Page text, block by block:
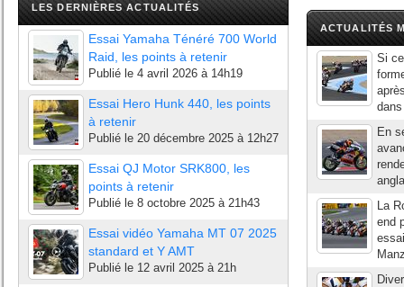
LES DERNIÈRES ACTUALITÉS
Essai Yamaha Ténéré 700 World
Raid, les points à retenir
Publié le 4 avril 2026 à 14h19
Essai Hero Hunk 440, les points
à retenir
Publié le 20 décembre 2025 à 12h27
Essai QJ Motor SRK800, les
points à retenir
Publié le 8 octobre 2025 à 21h43
Essai vidéo Yamaha MT 07 2025
standard et Y AMT
Publié le 12 avril 2025 à 21h
ACTUALITÉS
Si
En
La
end